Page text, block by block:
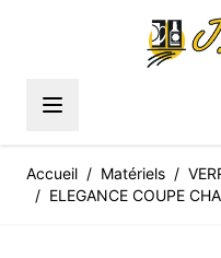
Accueil / Matériels /
/ ELEGANCE COUPE